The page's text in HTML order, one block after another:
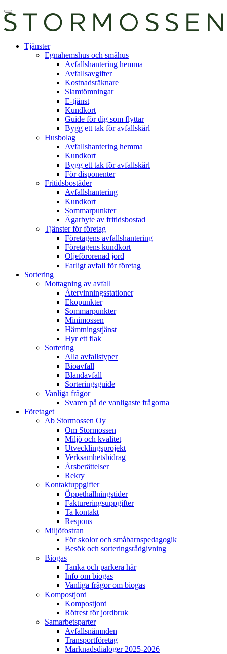
Skip
to
content
Öppna
huvudmeny
tjänst
Tjänster
Egnahemshus och småhus
Avfallshantering hemma
Avfallsavgifter
Kostnadsräknare
Slamtömningar
E-tjänst
Kundkort
Guide för dig som flyttar
Bygg ett tak för avfallskärl
Husbolag
Avfallshantering hemma
Kundkort
Bygg ett tak för avfallskärl
För disponenter
Fritidsbostäder
Avfallshantering
Kundkort
Sommarpunkter
Ägarbyte av fritidsbostad
Tjänster för företag
Företagens avfallshantering
Företagens kundkort
Oljeförorenad jord
Farligt avfall för företag
Sortering
Mottagning av avfall
Återvinningsstationer
Ekopunkter
Sommarpunkter
Minimossen
Hämtningstjänst
Hyr ett flak
Sortering
Alla avfallstyper
Bioavfall
Blandavfall
Sorteringsguide
Vanliga frågor
Svaren på de vanligaste frågorna
Företaget
Ab Stormossen Oy
Om Stormossen
Miljö och kvalitet
Utvecklingsprojekt
Verksamhetsbidrag
Årsberättelser
Rekry
Kontaktuppgifter
Öppethållningstider
Faktureringsuppgifter
Ta kontakt
Respons
Miljöfostran
För skolor och småbarnspedagogik
Besök och sorteringsrådgivning
Biogas
Tanka och parkera här
Info om biogas
Vanliga frågor om biogas
Kompostjord
Kompostjord
Rötrest för jordbruk
Samarbetsparter
Avfallsnämnden
Transportföretag
Marknadsdialoger 2025-2026